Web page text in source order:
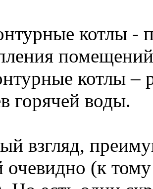
котлы -
котлы –
горячей воды.
взгляд,
очевидно (к